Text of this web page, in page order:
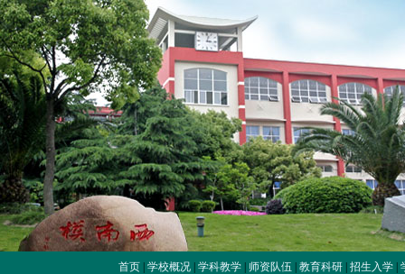
首页| 学校概况| 学科教学| 师资队伍 教育科研| 招生入学|